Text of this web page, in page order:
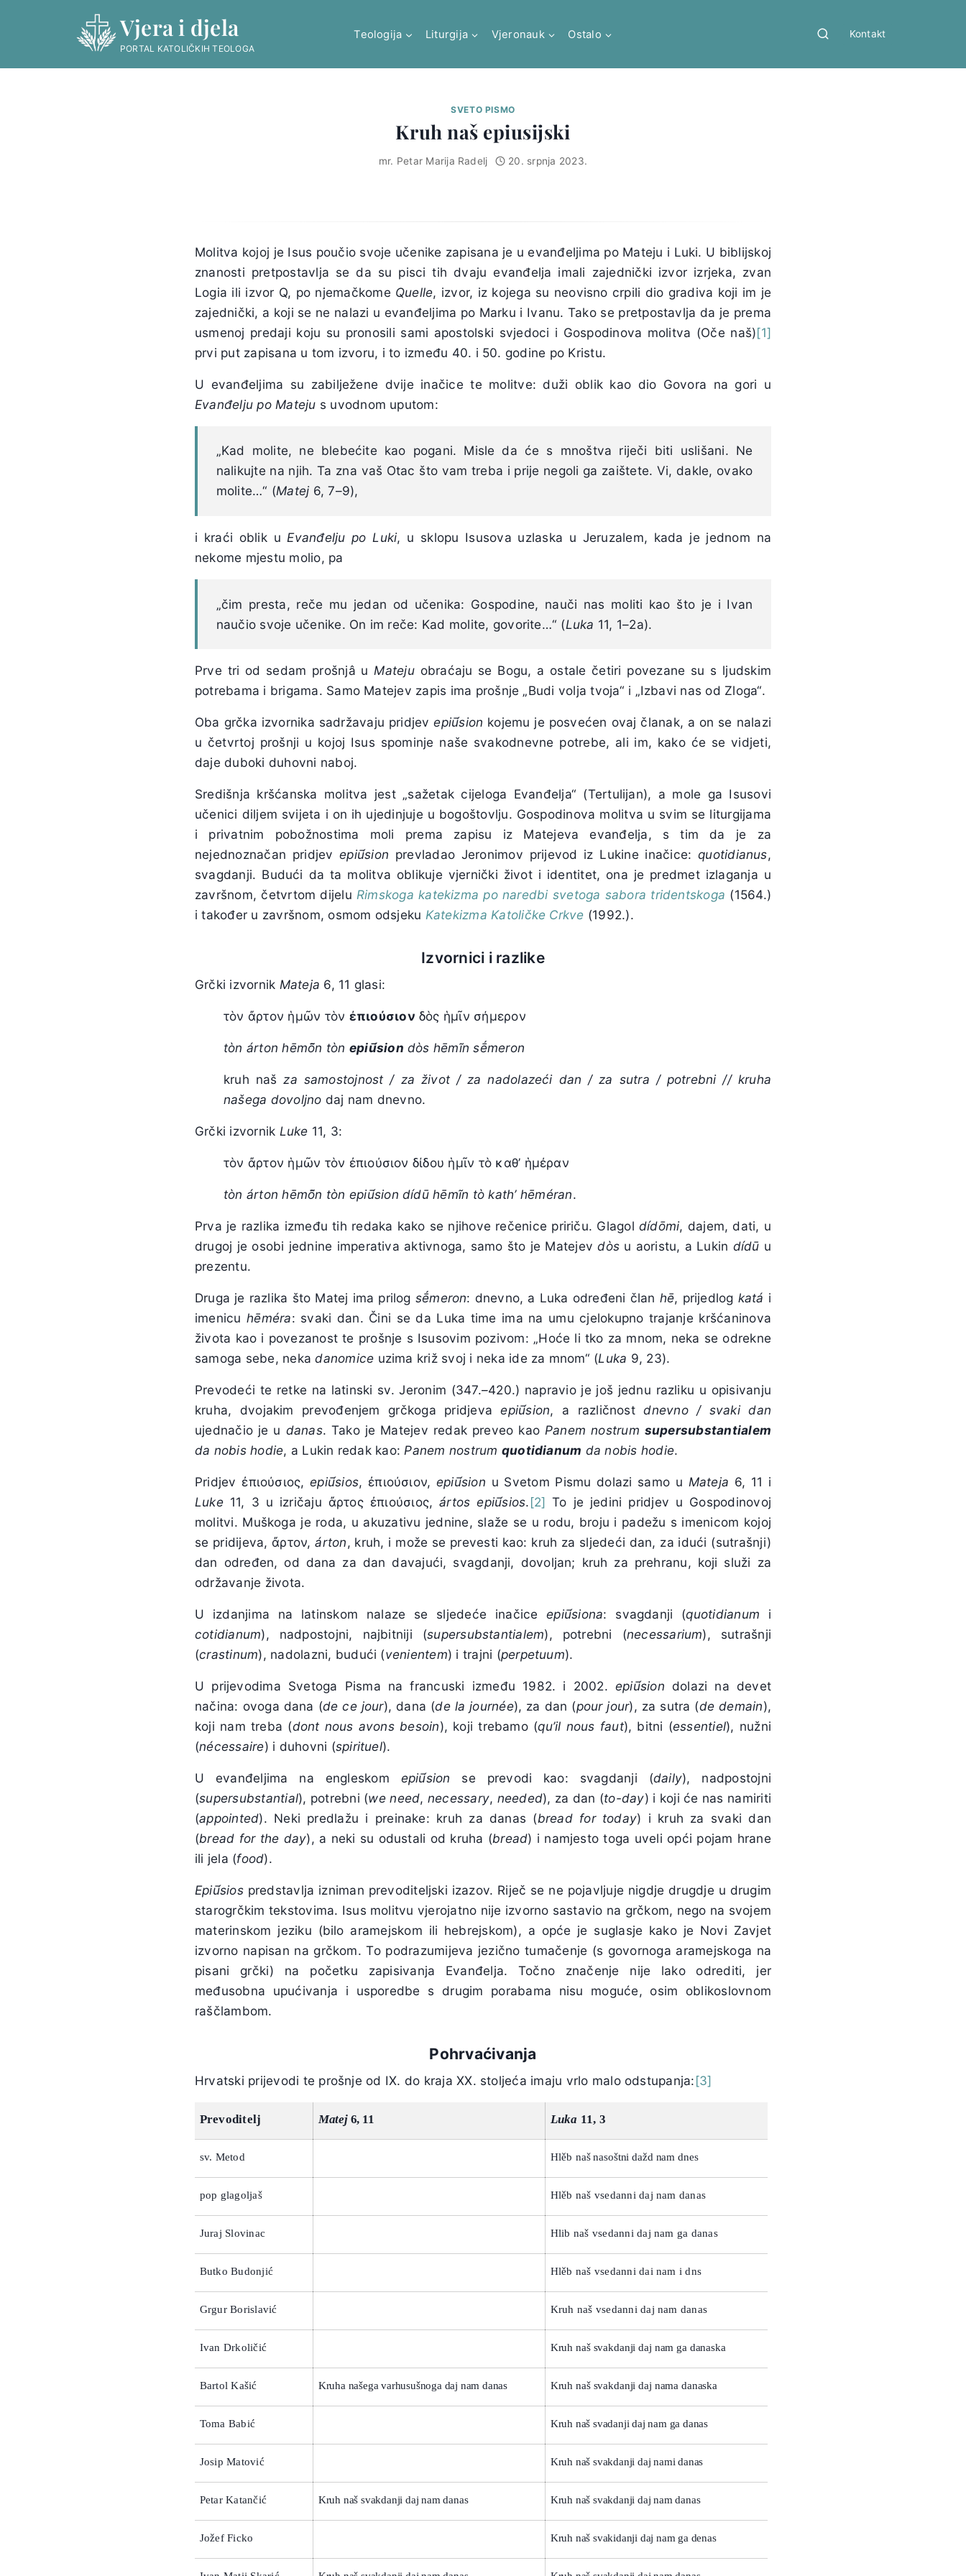
Vjera i djela
PORTAL KATOLIČKIH TEOLOGA
Teologija Liturgija Vjeronauk Ostalo Kontakt
SVETO PISMO
Kruh naš epiusijski
mr. Petar Marija Radelj 20. srpnja 2023.
Molitva kojoj je Isus poučio svoje učenike zapisana je u evanđeljima po Mateju i Luki. U biblijskoj
znanosti pretpostavlja se da su pisci tih dvaju evanđelja imali zajednički izvor izrjeka, zvan
Logia ili izvor Q, po njemačkome Quelle, izvor, iz kojega su neovisno crpili dio gradiva koji im je
zajednički, a koji se ne nalazi u evanđeljima po Marku i Ivanu. Tako se pretpostavlja da je prema
usmenoj predaji koju su pronosili sami apostolski svjedoci i Gospodinova molitva (Oče naš)[1]
prvi put zapisana u tom izvoru, i to između 40. i 50. godine po Kristu.
U evanđeljima su zabilježene dvije inačice te molitve: duži oblik kao dio Govora na gori u
Evanđelju po Mateju s uvodnom uputom:
„Kad molite, ne blebećite kao pogani. Misle da će s mnoštva riječi biti uslišani. Ne
nalikujte na njih. Ta zna vaš Otac što vam treba i prije negoli ga zaištete. Vi, dakle, ovako
molite…“ (Matej 6, 7–9),
i kraći oblik u Evanđelju po Luki, u sklopu Isusova uzlaska u Jeruzalem, kada je jednom na
nekome mjestu molio, pa
„čim presta, reče mu jedan od učenika: Gospodine, nauči nas moliti kao što je i Ivan
naučio svoje učenike. On im reče: Kad molite, govorite…“ (Luka 11, 1–2a).
Prve tri od sedam prošnjâ u Matejuobraćaju se Bogu, a ostale četiri povezane su s ljudskim
potrebama i brigama. Samo Matejev zapis ima prošnje „Budi volja tvoja“ i „Izbavi nas od Zloga“.
Oba grčka izvornika sadržavaju pridjevepiū́sion kojemu je posvećen ovaj članak, a on se nalazi
u četvrtoj prošnji u kojoj Isus spominje naše svakodnevne potrebe, ali im, kako će se vidjeti,
daje duboki duhovni naboj.
Središnja kršćanska molitva jest „sažetak cijeloga Evanđelja“ (Tertulijan), a mole ga Isusovi
učenici diljem svijeta i on ih ujedinjuje u bogoštovlju. Gospodinova molitva u svim se liturgijama
i privatnim pobožnostima moli prema zapisu iz Matejeva evanđelja, s tim da je za
nejednoznačan pridjevepiū́sion prevladao Jeronimov prijevod iz Lukine inačice:quotidianus,
svagdanji. Budući da ta molitva oblikuje vjernički život i identitet, ona je predmet izlaganja u
završnom, četvrtom dijelu Rimskoga katekizma po naredbi svetoga sabora tridentskoga (1564.)
i također u završnom, osmom odsjeku Katekizma Katoličke Crkve (1992.).
Izvornici i razlike
Grčki izvornik Mateja 6, 11 glasi:
τὸν ἄρτον ἡμῶν τὸν ἐπιούσιον δὸς ἡμῖν σήμερον
tòn árton hēmō̃n tòn epiū́sion dòs hēmĩn sḗmeron
kruh našza samostojnost / za život / za nadolazeći dan / za sutra / potrebni // kruha
našega dovoljno daj nam dnevno.
Grčki izvornik Luke 11, 3:
τὸν ἄρτον ἡμῶν τὸν ἐπιούσιον δίδου ἡμῖν τὸ καθ’ ἡμέραν
tòn árton hēmō̃n tòn epiū́sion dídūhēmĩn tò kath’ hēméran.
Prva je razlika između tih redaka kako se njihove rečenice pririču. Glagol dídōmi, dajem, dati, u
drugoj je osobi jednine imperativa aktivnoga, samo što je Matejevdòs u aoristu, a Lukin dídū u
prezentu.
Druga je razlika što Matej ima prilog sḗmeron: dnevno, a Luka određeni član hē, prijedlog katá i
imenicuhēméra: svaki dan. Čini se da Luka time ima na umu cjelokupno trajanje kršćaninova
života kao i povezanost te prošnje s Isusovim pozivom: „Hoće li tko za mnom, neka se odrekne
samoga sebe, nekadanomice uzima križ svoj i neka ide za mnom“ (Luka 9, 23).
Prevodeći te retke na latinski sv. Jeronim (347.–420.) napravio je još jednu razliku u opisivanju
kruha, dvojakim prevođenjem grčkoga pridjevaepiū́sion, a različnostdnevno / svaki dan
ujednačio je u danas. Tako je Matejev redak preveo kao Panem nostrum supersubstantialem
da nobis hodie, a Lukin redak kao: Panem nostrum quotidianum da nobis hodie.
Pridjev ἐπιούσιος,epiū́sios, ἐπιούσιον,epiū́sion u Svetom Pismu dolazi samo u Mateja 6, 11 i
Luke11, 3 u izričaju ἄρτος ἐπιούσιος,ártos epiū́sios.[2] To je jedini pridjev u Gospodinovoj
molitvi. Muškoga je roda, u akuzativu jednine, slaže se u rodu, broju i padežu s imenicom kojoj
se pridijeva, ἄρτον,árton, kruh, i može se prevesti kao: kruh za sljedeći dan, za idući (sutrašnji)
dan određen, od dana za dan davajući, svagdanji, dovoljan; kruh za prehranu, koji služi za
održavanje života.
U izdanjima na latinskom nalaze se sljedeće inačiceepiū́siona: svagdanji (quotidianum i
cotidianum), nadpostojni, najbitniji (supersubstantialem), potrebni (necessarium), sutrašnji
(crastinum), nadolazni, budući (venientem) i trajni (perpetuum).
U prijevodima Svetoga Pisma na francuski između 1982. i 2002. epiū́sion dolazi na devet
načina: ovoga dana (de ce jour), dana (de la journée), za dan (pour jour), za sutra (de demain),
koji nam treba (dont nous avons besoin), koji trebamo (qu’il nous faut), bitni (essentiel), nužni
(nécessaire) i duhovni (spirituel).
U evanđeljima na engleskom epiū́sion se prevodi kao: svagdanji (daily), nadpostojni
(supersubstantial), potrebni (we need, necessary, needed), za dan (to-day) i koji će nas namiriti
(appointed). Neki predlažu i preinake: kruh za danas (bread for today) i kruh za svaki dan
(bread for the day), a neki su odustali od kruha (bread) i namjesto toga uveli opći pojam hrane
ili jela (food).
Epiū́siospredstavlja izniman prevoditeljski izazov. Riječ se ne pojavljuje nigdje drugdje u drugim
starogrčkim tekstovima. Isus molitvu vjerojatno nije izvorno sastavio na grčkom, nego na svojem
materinskom jeziku (bilo aramejskom ili hebrejskom), a opće je suglasje kako je Novi Zavjet
izvorno napisan na grčkom. To podrazumijeva jezično tumačenje (s govornoga aramejskoga na
pisani grčki) na početku zapisivanja Evanđelja. Točno značenje nije lako odrediti, jer
međusobna upućivanja i usporedbe s drugim porabama nisu moguće, osim oblikoslovnom
raščlambom.
Pohrvaćivanja
Hrvatski prijevodi te prošnje od IX. do kraja XX. stoljeća imaju vrlo malo odstupanja:[3]
Prevoditelj Matej6, 11 Luka 11, 3
sv. Metod Hlěb naš nasoštni dažd nam dnes
pop glagoljaš Hlěb naš vsedanni daj nam danas
Juraj Slovinac Hlib naš vsedanni daj nam ga danas
Butko Budonjić Hlěb naš vsedanni dai nam i dns
Grgur Borislavić Kruh naš vsedanni daj nam danas
Ivan Drkoličić Kruh naš svakdanji daj nam ga danaska
Bartol Kašić Kruha našega varhusušnoga daj nam danas Kruh naš svakdanji daj nama danaska
Toma Babić Kruh naš svadanji daj nam ga danas
Josip Matović Kruh naš svakdanji daj nami danas
Petar Katančić Kruh naš svakdanji daj nam danas Kruh naš svakdanji daj nam danas
Jožef Ficko Kruh naš svakidanji daj nam ga denas